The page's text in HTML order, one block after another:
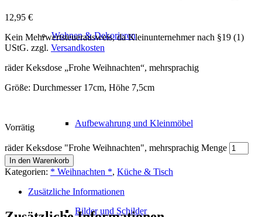
Wohnen & Dekorieren
Aufbewahrung und Kleinmöbel
Bilder und Schilder
12,95 €
Kein Mehrwertsteuerausweis, da Kleinunternehmer nach §19 (1)
UStG. zzgl. Versandkosten
räder Keksdose „Frohe Weihnachten“, mehrsprachig
Größe: Durchmesser 17cm, Höhe 7,5cm
Vorrätig
räder Keksdose "Frohe Weihnachten", mehrsprachig Menge
In den Warenkorb
Kategorien: * Weihnachten *, Küche & Tisch
Zusätzliche Informationen